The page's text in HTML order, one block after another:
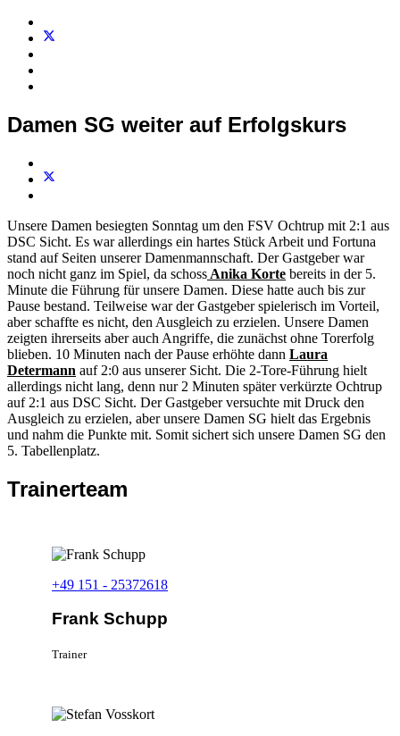
Damen SG weiter auf Erfolgskurs
Unsere Damen besiegten Sonntag um den FSV Ochtrup mit 2:1 aus
DSC Sicht. Es war allerdings ein hartes Stück Arbeit und Fortuna
stand auf Seiten unserer Damenmannschaft. Der Gastgeber war
noch nicht ganz im Spiel, da schoss Anika Korte bereits in der 5.
Minute die Führung für unsere Damen. Diese hatte auch bis zur
Pause bestand. Teilweise war der Gastgeber spielerisch im Vorteil,
aber schaffte es nicht, den Ausgleich zu erzielen. Unsere Damen
zeigten ihrerseits aber auch Angriffe, die zunächst ohne Torerfolg
blieben. 10 Minuten nach der Pause erhöhte dann Laura
Determann auf 2:0 aus unserer Sicht. Die 2-Tore-Führung hielt
allerdings nicht lang, denn nur 2 Minuten später verkürzte Ochtrup
auf 2:1 aus DSC Sicht. Der Gastgeber versuchte mit Druck den
Ausgleich zu erzielen, aber unsere Damen SG hielt das Ergebnis
und nahm die Punkte mit. Somit sichert sich unsere Damen SG den
5. Tabellenplatz.
Trainerteam
+49 151 - 25372618
Frank Schupp
Trainer